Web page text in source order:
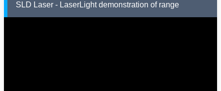
SLD Laser - LaserLight demonstration of range